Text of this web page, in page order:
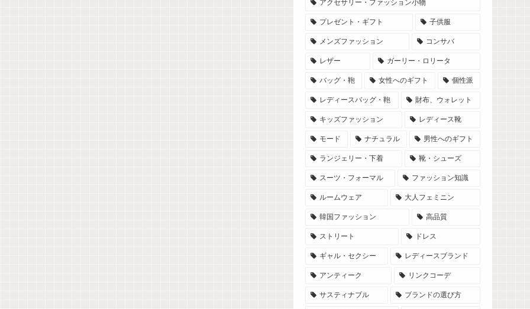
アクセサリー・ファッション小物
プレゼント・ギフト 子供服
メンズファッション コンサバ
レザー ガーリー・ロリータ
バッグ・鞄 女性へのギフト 個性派
レディースバッグ・鞄 財布、ウォレット
キッズファッション レディース靴
モード ナチュラル 男性へのギフト
ランジェリー・下着 靴・シューズ
スーツ・フォーマル ファッション知識
ルームウェア 大人フェミニン
韓国ファッション 高品質
ストリート ドレス
ギャル・セクシー レディースブランド
アンティーク リンクコーデ
サスティナブル ブランドの選び方